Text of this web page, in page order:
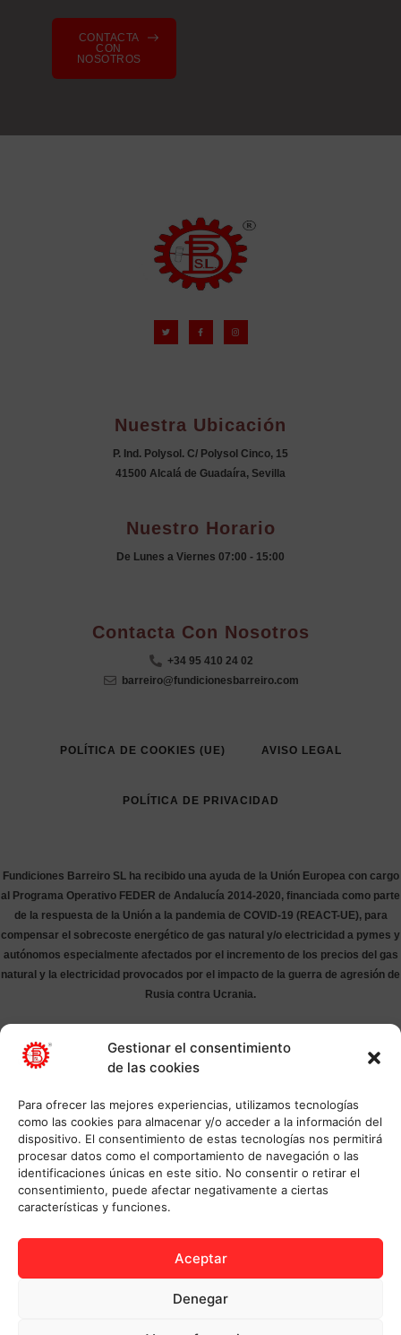
Gestionar el consentimiento
de las cookies
Para ofrecer las mejores experiencias, utilizamos tecnologías
como las cookies para almacenar y/o acceder a la información del
dispositivo. El consentimiento de estas tecnologías nos permitirá
procesar datos como el comportamiento de navegación o las
identificaciones únicas en este sitio. No consentir o retirar el
consentimiento, puede afectar negativamente a ciertas
características y funciones.
Aceptar
Denegar
CONTACTA
CON
NOSOTROS
Nuestra Ubicación
P. Ind. Polysol. C/ Polysol Cinco, 15
41500 Alcalá de Guadaíra, Sevilla
Nuestro Horario
De Lunes a Viernes 07:00 - 15:00
Contacta Con Nosotros
+34 95 410 24 02
barreiro@fundicionesbarreiro.com
POLÍTICA DE COOKIES (UE) AVISO LEGAL
POLÍTICA DE PRIVACIDAD
Fundiciones Barreiro SL ha recibido una ayuda de la Unión Europea con cargo
al Programa Operativo FEDER de Andalucía 2014-2020, financiada como parte
de la respuesta de la Unión a la pandemia de COVID-19 (REACT-UE), para
compensar el sobrecoste energético de gas natural y/o electricidad a pymes y
autónomos especialmente afectados por el incremento de los precios del gas
natural y la electricidad provocados por el impacto de la guerra de agresión de
Rusia contra Ucrania.